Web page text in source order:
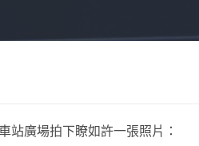
站廣場拍下瞭如許一張照片：